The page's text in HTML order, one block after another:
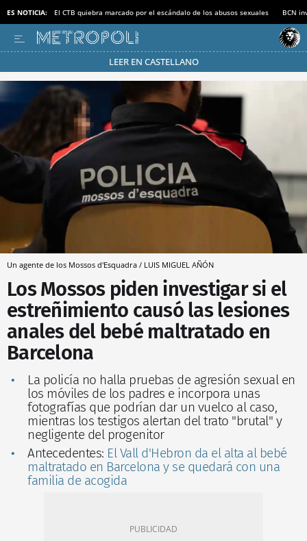
ES NOTICIA: El CTB quiebra marcado por el escándalo de los abusos sexuales BCN
LEER EN CASTELLANO
Pásate al MODO AHORRO
Un agente de los Mossos d'Esquadra / LUIS MIGUEL AÑÓN
Los Mossos piden investigar si el
estreñimiento causó las lesiones
anales del bebé maltratado en
Barcelona
La policía no halla pruebas de agresión sexual en
los móviles de los padres e incorpora unas
fotografías que podrían dar un vuelco al caso,
mientras los testigos alertan del trato "brutal" y
negligente del progenitor
Antecedentes: El Vall d'Hebron da el alta al bebé
maltratado en Barcelona y se quedará con una
familia de acogida